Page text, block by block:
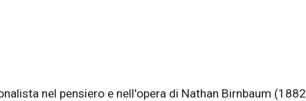
nel pensiero e nell'opera di Nathan Birnbaum